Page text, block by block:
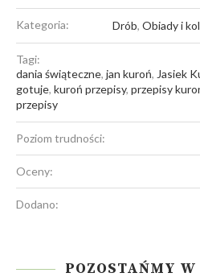
Kategoria: Drób, Obiady i
Tagi:
dania świąteczne, jan kuroń, Jasiek
gotuje, kuroń przepisy, przepisy
przepisy
Poziom trudności:
Oceny:
Dodano:
POZOSTAŃMY